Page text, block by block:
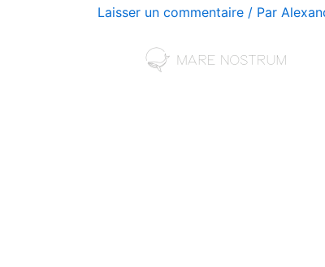
Laisser un commentaire / Par